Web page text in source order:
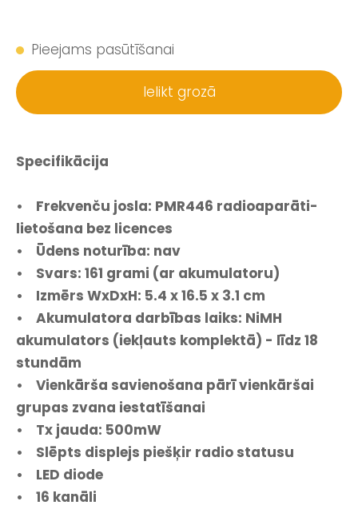
Pieejams pasūtīšanai
Ielikt grozā
Specifikācija
• Frekvenču josla: PMR446 radioaparāti-
lietošana bez licences
• Ūdens noturība: nav
• Svars: 161 grami (ar akumulatoru)
• Izmērs WxDxH: 5.4 x 16.5 x 3.1 cm
• Akumulatora darbības laiks: NiMH
akumulators (iekļauts komplektā) - līdz 18
stundām
• Vienkārša savienošana pārī vienkāršai
grupas zvana iestatīšanai
• Tx jauda: 500mW
• Slēpts displejs piešķir radio statusu
• LED diode
• 16 kanāli